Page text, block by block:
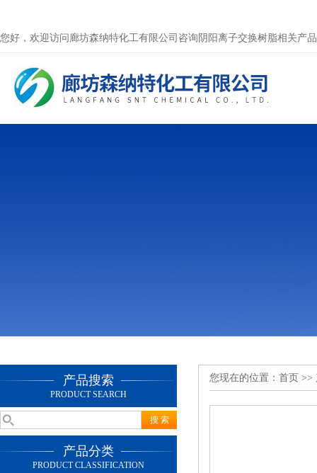
您好，欢迎访问廊坊森纳特化工有限公司咨询阴阳离子交换树脂相关产
产品搜索
PRODUCT SEARCH
产品分类
PRODUCT CLASSIFICATION
您现在的位置： 首页 >>